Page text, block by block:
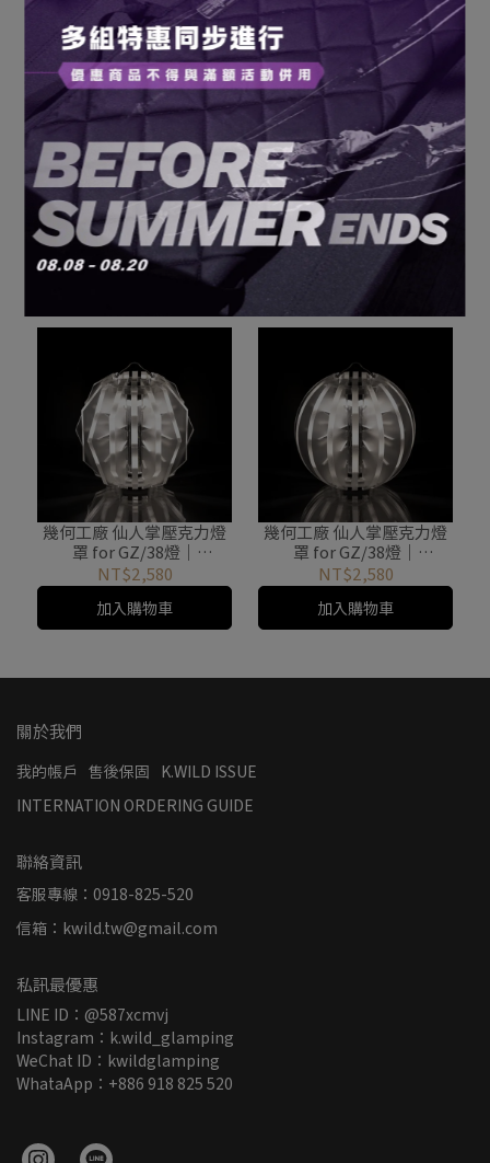
幾何工廠｜IGT 半單位壓克
力導光板 for GoalZero｜
Botanical 花瓣
NT$2,280
幾何工廠｜IGT 半單位壓克
力導光板 for GoalZero｜
Honeycomb 蜂巢
NT$2,280
加入購物車
幾何工廠 仙人掌壓克力燈
罩 for GZ/38燈｜
GEOMETRICA FACTORY
STELLA
NT$2,580
加入購物車
幾何工廠 仙人掌壓克力燈
罩 for GZ/38燈｜
GEOMETRICA FACTORY
LUNA
NT$2,580
加入購物車
關於我們
我的帳戶 售後保固 K.WILD ISSUE
INTERNATION ORDERING GUIDE
聯絡資訊
客服專線：0918-825-520
信箱：kwild.tw@gmail.com
私訊最優惠
LINE ID：@587xcmvj
Instagram：k.wild_glamping
WeChat ID：kwildglamping
WhataApp：+886 918 825 520